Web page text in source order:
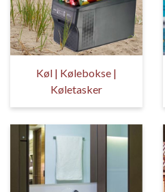
Køl | Kølebokse |
Køletasker